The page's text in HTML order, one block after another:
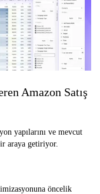
Amazon Satış
yapılarını ve mevcut
araya getiriyor.
öncelik